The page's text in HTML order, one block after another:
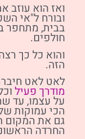
ואז הוא עוזב
ובורח ל"אי
בבית, מתחפר
חולפים.
והוא כל כך
הזה.
לאט לאט
מודרך פעיל
על עצמו, עד
הכי עמוקות
גם את המקום
החרדה